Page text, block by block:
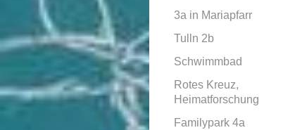
3a in Mariapfarr
Tulln 2b
Schwimmbad
Rotes Kreuz,
Heimatforschung
Familypark 4a